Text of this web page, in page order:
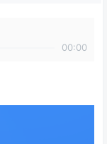
00:00